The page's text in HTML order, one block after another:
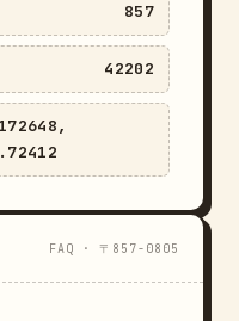
857
42202
FAQ · 〒857-0805